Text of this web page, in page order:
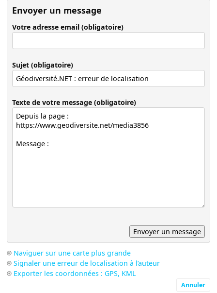
Envoyer un message
Votre adresse email (obligatoire)
Sujet (obligatoire)
Texte de votre message (obligatoire)
Naviguer sur une carte plus grande
Signaler une erreur de localisation à l’auteur
Exporter les coordonnées : GPS, KML
Annuler